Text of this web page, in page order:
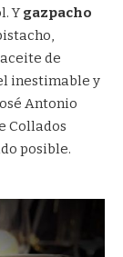
Ygazpacho
de
inestimable y
Antonio
Collados
posible.